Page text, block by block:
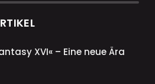
XVI« – Eine neue Ära